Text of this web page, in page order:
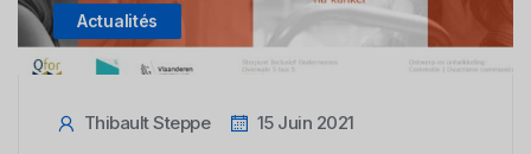
Actualités
Thibault Steppe 15 Juin 2021